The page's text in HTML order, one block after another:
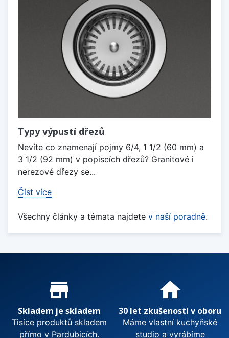
Typy výpustí dřezů
Nevíte co znamenají pojmy 6/4, 1 1/2 (60 mm) a
3 1/2 (92 mm) v popiscích dřezů? Granitové i
nerezové dřezy se...
Číst více
Všechny články a témata najdete v naší poradně.
Proč nakupovat u nás?
store_mall_directory
Skladem je skladem
Tisíce produktů skladem
přímo v Pardubicích.
home
30 let zkušeností v oboru
Máme vlastní kuchyňské
studio a vyrábíme